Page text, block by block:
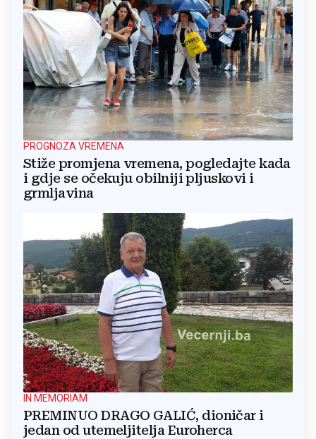
PROGNOZA VREMENA
Stiže promjena vremena, pogledajte kada
i gdje se očekuju obilniji pljuskovi i
grmljavina
IN MEMORIAM
PREMINUO DRAGO GALIĆ, dioničar i
jedan od utemeljitelja Euroherca